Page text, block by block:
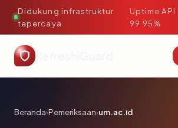
Didukung infrastruktur
tepercaya
·
Uptime API:
99.95%
Beranda›Pemeriksaan›um.ac.id